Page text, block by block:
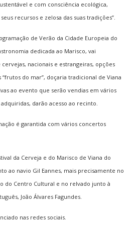
e com consciência ecológica,
recursos e zelosa das suas tradições”.
de Verão da Cidade Europeia do
dedicada ao Marisco, vai
nacionais e estrangeiras, opções
do mar”, doçaria tradicional de Viana
ao evento que serão vendias em vários
darão acesso ao recinto.
é garantida com vários concertos
da Cerveja e do Marisco de Viana do
ao navio Gil Eannes, mais precisamente no
do Centro Cultural e no relvado junto à
João Álvares Fagundes.
nas redes sociais.